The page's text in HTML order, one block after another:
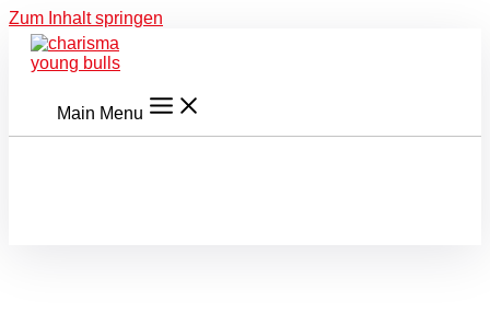
Zum Inhalt springen
Main Menu